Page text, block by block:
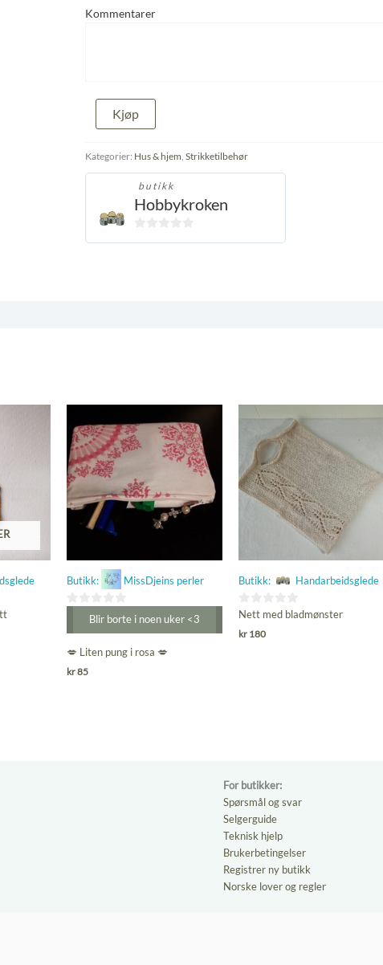
Kommentarer
Mappe
antall
Kjøp
Kategorier: Hus & hjem ,Strikketilbehør
butikk
Hobbykroken
Butikk: MissDjeins perler
av
Blir borte i noen uker <3
💋 Liten pung i rosa 💋
kr85
Butikk: Handarbeidsglede
0
ut
Nett med bladmønster
kr 180
For butikker:
Spørsmål og svar
Selgerguide
Teknisk hjelp
Brukerbetingelser
Registrer ny butikk
Norske lover og regler